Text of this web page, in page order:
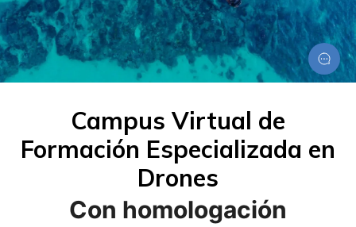
Campus Virtual de
Formación Especializada en
Drones
Con homologación